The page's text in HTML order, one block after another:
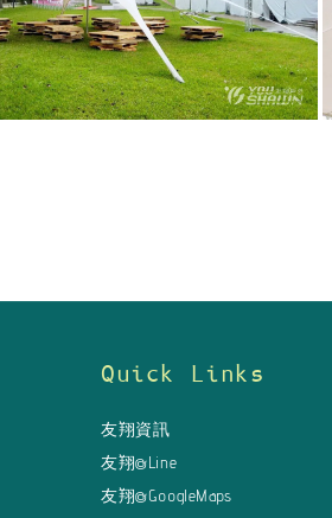
Quick Links
友翔資訊
友翔@Line
友翔@GoogleMaps